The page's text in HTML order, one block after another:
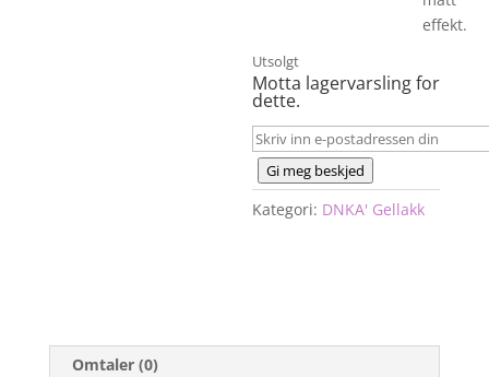
effekt.
Utsolgt
Motta lagervarsling for
dette.
Gi meg beskjed
Kategori: DNKA' Gellakk
Omtaler (0)